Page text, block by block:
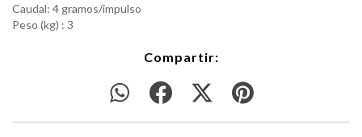
Caudal: 4 gramos/impulso
Peso (kg) : 3
Compartir: